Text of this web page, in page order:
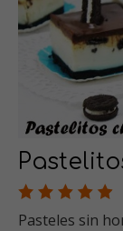
Pasteles sin